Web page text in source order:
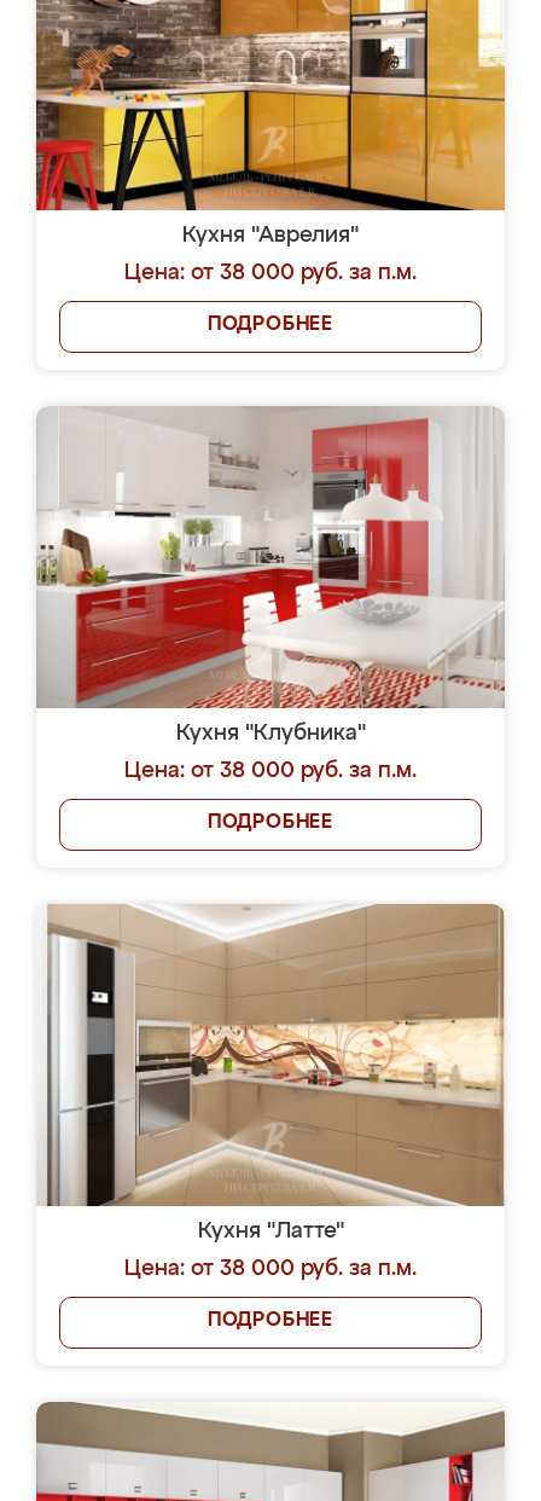
Кухня "Аврелия"
Цена: от 38 000 руб. за п.м.
ПОДРОБНЕЕ
Кухня "Клубника"
Цена: от 38 000 руб. за п.м.
ПОДРОБНЕЕ
Кухня "Латте"
Цена: от 38 000 руб. за п.м.
ПОДРОБНЕЕ